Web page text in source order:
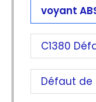
voyant
C1380
Défaut